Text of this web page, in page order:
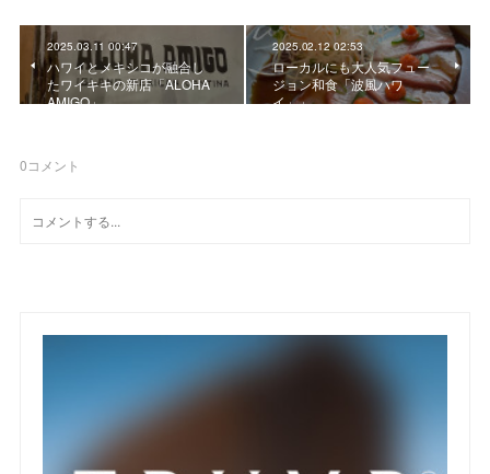
2025.03.11 00:47
ハワイとメキシコが融合し
たワイキキの新店「ALOHA
AMIGO」
2025.02.12 02:53
ローカルにも大人気フュー
ジョン和食「波風ハワ
イ」」
0コメント